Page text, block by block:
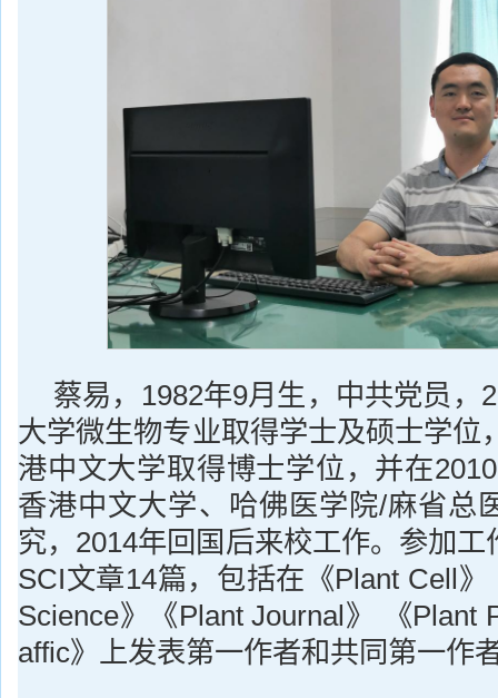
蔡易，1982年9月生，中共党员，
大学微生物专业取得学士及硕士学位
港中文大学取得博士学位，并在
香港中文大学、哈佛医学院/麻省总
究，2014年回国后来校工作。参加
SCI文章14篇，包括在《Plant Cell》
Science》《Plant Journal》 《Plant
affic》上发表第一作者和共同第一作